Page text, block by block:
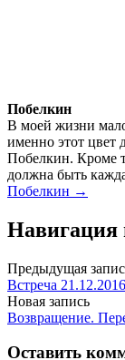
Побелкин
В моей жизни
именно этот цвет
Побелкин. Кроме
должна быть
Побелкин →
Навигация
Предыдущая
Встреча 21.12.2016
Новая запись
Возвращение.
Оставить